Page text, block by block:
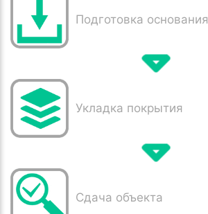
Подготовка основания
Укладка покрытия
Сдача объекта